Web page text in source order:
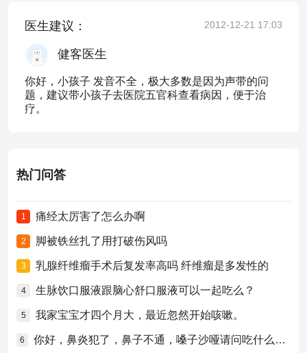
医生建议： 2012-12-21 17:03
健客医生
你好，小孩子 发音不全，极大多数是因为声带的问
题，建议带小孩子去医院五官科查看病因，便于治
疗。
热门问答
1 痛经太厉害了怎么办啊
2 脚被铁丝扎了用打破伤风吗
3 乳腺纤维瘤手术后复发率高吗 纤维瘤是多发性的
4 生脉饮口服液跟脑心舒口服液可以一起吃么？
5 我家宝宝才四个月大，最近忽然开始咳嗽。
6 你好，鼻炎犯了，鼻子不通，嗓子沙哑请问吃什么药比较好？